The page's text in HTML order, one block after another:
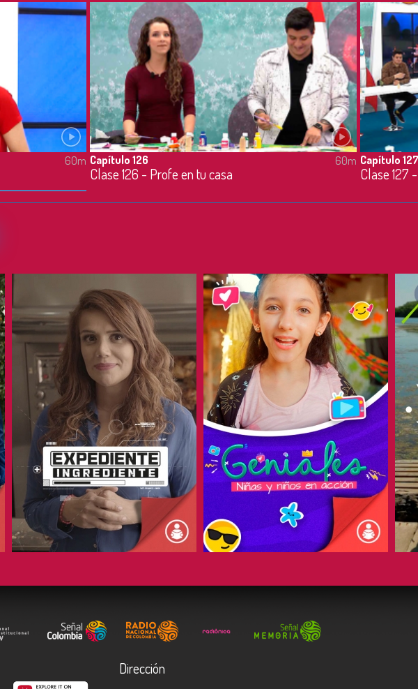
60m Capítulo 126
Clase 126 - Profe en tu casa
60m Capítulo 127
Clase 127
COMPARTIR COMPARTIR
Dirección